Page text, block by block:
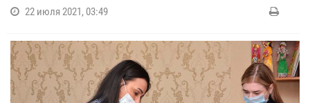
22 июля 2021, 03:49